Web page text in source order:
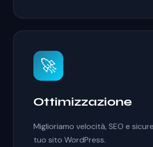
🚀
Ottimizzazione
Miglioriamo velocità, SEO e
tuo sito WordPress.